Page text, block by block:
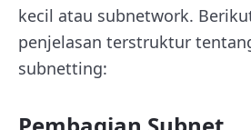
kecil atau subnetwork.
penjelasan terstruktur
subnetting: